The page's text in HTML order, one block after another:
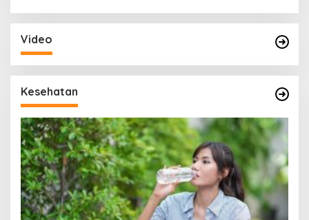
Video
Kesehatan